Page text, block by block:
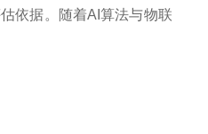
依据。随着AI算法与物联